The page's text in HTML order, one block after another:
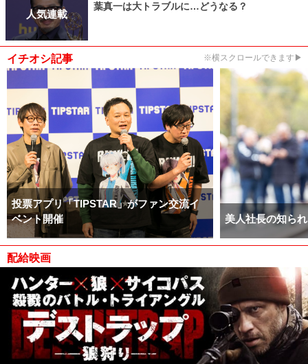
人気連載
葉真一は大トラブルに…どうなる？
イチオシ記事 ※横スクロールできます▶
投票アプリ「TIPSTAR」がファン交流イ
ベント開催
美人社長の知ら
配給映画